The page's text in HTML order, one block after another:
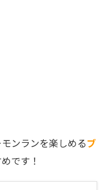
ンランを楽しめるブ
です！